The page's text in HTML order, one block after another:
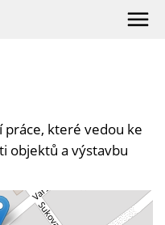
práce, které vedou ke
objektů a výstavbu